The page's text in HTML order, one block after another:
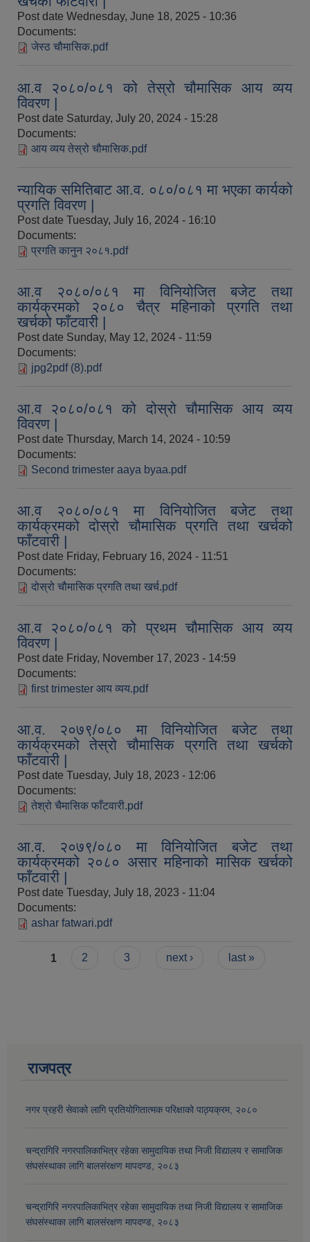
Post date Wednesday, June 18, 2025 - 10:36
Documents:
जेस्ठ चौमासिक.pdf
आ.व २०८०/०८१ को तेस्रो चौमासिक आय व्यय
विवरण |
Post date Saturday, July 20, 2024 - 15:28
Documents:
आय व्यय तेस्रो चौमासिक.pdf
न्यायिक समितिबाट आ.व. ०८०/०८१ मा भएका कार्यको
प्रगति विवरण |
Post date Tuesday, July 16, 2024 - 16:10
Documents:
प्रगति कानुन २०८१.pdf
आ.व २०८०/०८१ मा विनियोजित बजेट तथा
कार्यक्रमको २०८० चैत्र महिनाको प्रगति तथा
खर्चको फाँटवारी |
Post date Sunday, May 12, 2024 - 11:59
Documents:
jpg2pdf (8).pdf
आ.व २०८०/०८१ को दोस्रो चौमासिक आय व्यय
विवरण |
Post date Thursday, March 14, 2024 - 10:59
Documents:
Second trimester aaya byaa.pdf
आ.व २०८०/०८१ मा विनियोजित बजेट तथा
कार्यक्रमको दोस्रो चौमासिक प्रगति तथा खर्चको
फाँटवारी |
Post date Friday, February 16, 2024 - 11:51
Documents:
दोस्रो चौमासिक प्रगति तथा खर्च.pdf
आ.व २०८०/०८१ को प्रथम चौमासिक आय व्यय
विवरण |
Post date Friday, November 17, 2023 - 14:59
Documents:
first trimester आय व्यय.pdf
आ.व. २०७९/०८० मा विनियोजित बजेट तथा
कार्यक्रमको तेस्रो चौमासिक प्रगति तथा खर्चको
फाँटवारी |
Post date Tuesday, July 18, 2023 - 12:06
Documents:
तेश्रो चैमासिक फाँटवारी.pdf
आ.व. २०७९/०८० मा विनियोजित बजेट तथा
कार्यक्रमको २०८० असार महिनाको मासिक खर्चको
फाँटवारी |
Post date Tuesday, July 18, 2023 - 11:04
Documents:
ashar fatwari.pdf
Pages
1 2 3 next › last »
राजपत्र
नगर प्रहरी सेवाको लागि प्रतियोगितात्मक परिक्षाको पाठ्यक्रम, २०८०
चन्द्रागिरि नगरपालिकाभित्र रहेका सामुदायिक तथा निजी विद्यालय र सामाजिक
संघसंस्थाका लागि बालसंरक्षण मापदण्ड, २०८३
चन्द्रागिरि नगरपालिकाभित्र रहेका सामुदायिक तथा निजी विद्यालय र सामाजिक
संघसंस्थाका लागि बालसंरक्षण मापदण्ड, २०८३